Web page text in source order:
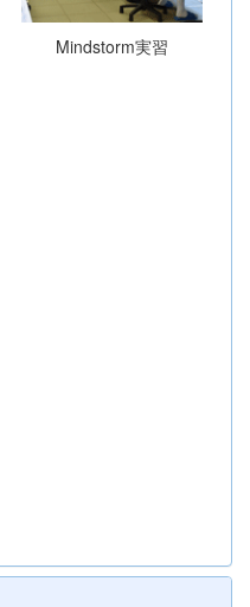
Mindstorm実習